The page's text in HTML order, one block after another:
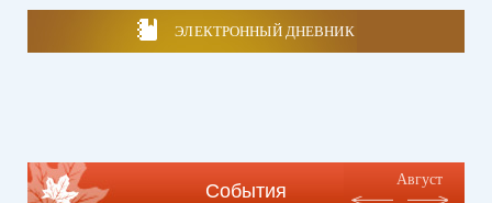
ЭЛЕКТРОННЫЙ ДНЕВНИК
События
Август